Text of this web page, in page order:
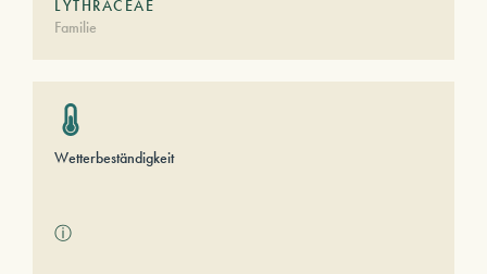
LYTHRACEAE
Familie
Wetterbeständigkeit
ⓘ